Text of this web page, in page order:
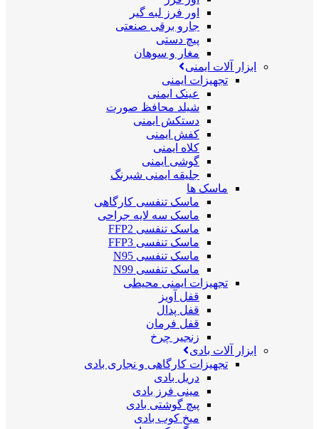
اور فرز لبه گیر
جارو برقی صنعتی
پیچ دستی
مغار و سوهان
ابزار آلات ایمنی
تجهیزات ایمنی
عینک ایمنی
شیلد محافظ صورت
دستکش ایمنی
کفش ایمنی
کلاه ایمنی
گوشی ایمنی
جلیقه ایمنی شبرنگ
ماسک ها
ماسک تنفسی کارگاهی
ماسک سه لایه جراحی
ماسک تنفسی FFP2
ماسک تنفسی FFP3
ماسک تنفسی N95
ماسک تنفسی N99
تجهیزات ایمنی محیطی
قفل آویز
قفل پدال
قفل فرمان
زنجیر چرخ
ابزار آلات بادی
تجهیزات کارگاهی و نجاری بادی
دریل بادی
مینی فرز بادی
پیچ گوشتی بادی
میخ کوب بادی